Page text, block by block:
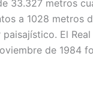
33.327 metros
a 1028 metros
El
de 1984